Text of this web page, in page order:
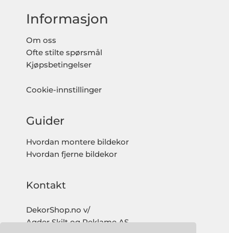
Informasjon
Om oss
Ofte stilte spørsmål
Kjøpsbetingelser
Cookie-innstillinger
Guider
Hvordan montere bildekor
Hvordan fjerne bildekor
Kontakt
DekorShop.no v/
Agder Skilt og Reklame AS